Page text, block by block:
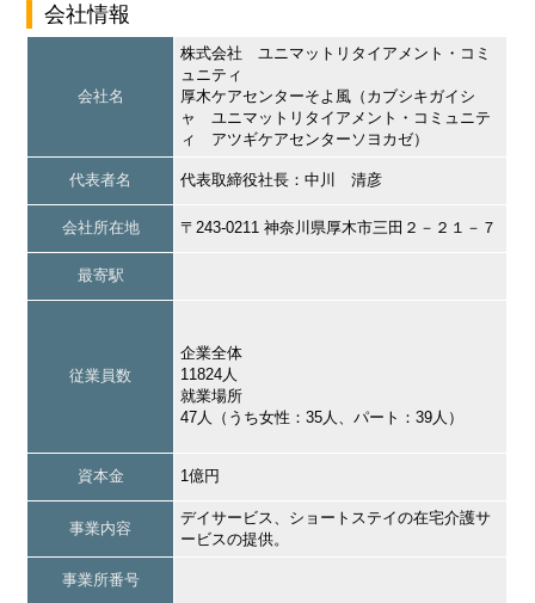
会社情報
会社名
株式会社 ユニマットリタイアメント・コミ
ュニティ
厚木ケアセンターそよ風（カブシキガイシ
ャ ユニマットリタイアメント・コミュニテ
ィ アツギケアセンターソヨカゼ）
代表者名 代表取締役社長：中川 清彦
会社所在地 〒243-0211 神奈川県厚木市三田２－２１－７
最寄駅
従業員数
企業全体
11824人
就業場所
47人（うち女性：35人、パート：39人）
資本金 1億円
事業内容
デイサービス、ショートステイの在宅介護サ
ービスの提供。
事業所番号